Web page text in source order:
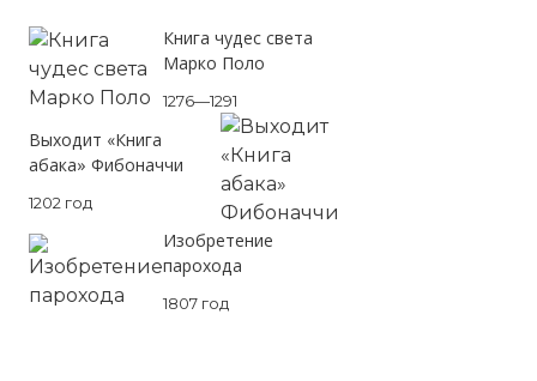
Книга чудес света
Марко Поло
1276—1291
Выходит «Книга
абака» Фибоначчи
1202 год
Изобретение
парохода
1807 год